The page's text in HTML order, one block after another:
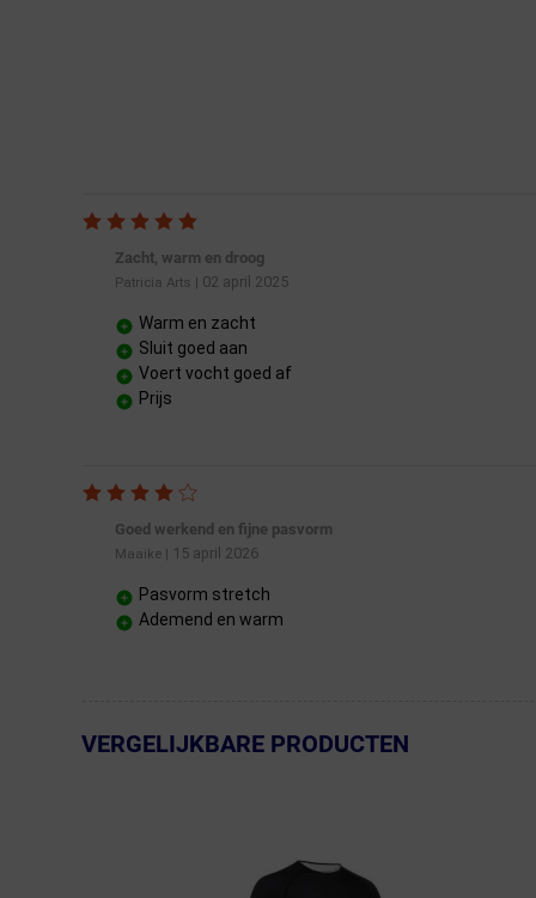
Zacht, warm en droog
Patricia Arts | 02 april 2025
Warm en zacht
Sluit goed aan
Voert vocht goed af
Prijs
Goed werkend en fijne pasvorm
Maaike| 15 april 2026
Pasvorm stretch
Ademend en warm
← Terug naar productnavigatie
VERGELIJKBARE PRODUCTEN